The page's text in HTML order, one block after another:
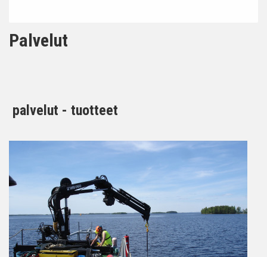
Palvelut
palvelut - tuotteet